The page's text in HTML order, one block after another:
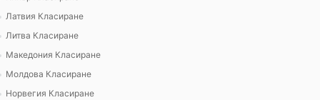
Латвия Класиране
Литва Класиране
Македония Класиране
Молдова Класиране
Норвегия Класиране